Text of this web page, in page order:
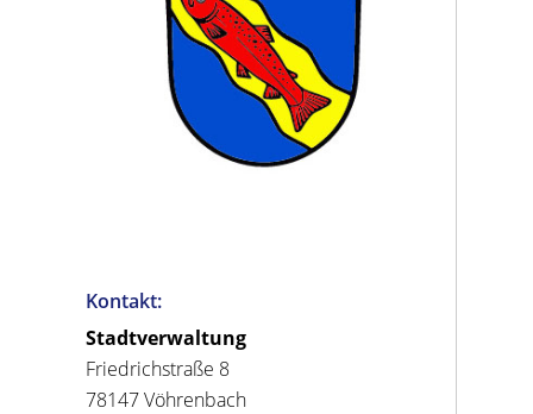
Kontakt:
Stadtverwaltung
Friedrichstraße 8
78147 Vöhrenbach